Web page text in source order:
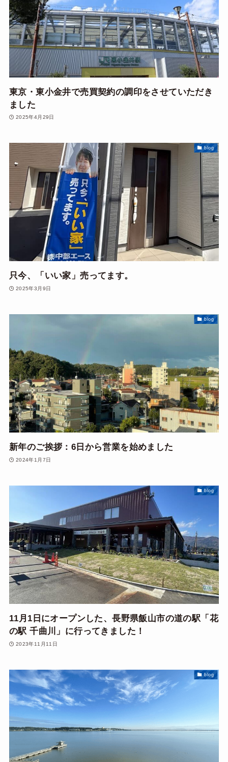
東京・東小金井で売買契約の調印をさせていただき
ました
2025年4月29日
blog
只今、「いい家」売ってます。
2025年3月9日
blog
新年のご挨拶：6日から営業を始めました
2024年1月7日
blog
11月1日にオープンした、長野県飯山市の道の駅「花
の駅 千曲川」に行ってきました！
2023年11月11日
blog